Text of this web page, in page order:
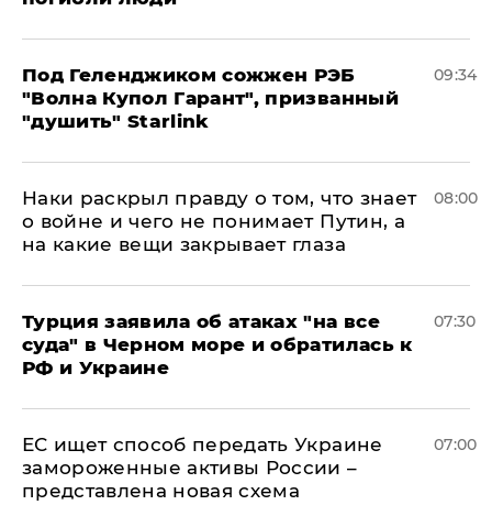
Под Геленджиком сожжен РЭБ
"Волна Купол Гарант", призванный
"душить" Starlink
09:34
Наки раскрыл правду о том, что знает
о войне и чего не понимает Путин, а
на какие вещи закрывает глаза
08:00
Турция заявила об атаках "на все
суда" в Черном море и обратилась к
РФ и Украине
07:30
ЕС ищет способ передать Украине
замороженные активы России –
представлена новая схема
07:00